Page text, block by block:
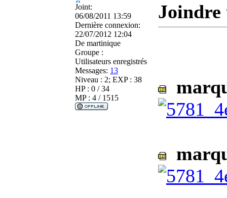
Joint:
06/08/2011 13:59
Dernière connexion:
22/07/2012 12:04
De martinique
Groupe :
Utilisateurs enregistrés
Messages: 13
Niveau : 2; EXP : 38
HP : 0 / 34
MP : 4 / 1515